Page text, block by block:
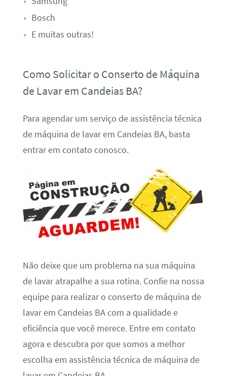
Bosch
E muitas outras!
Como Solicitar o Conserto de Máquina
de Lavar em Candeias BA?
Para agendar um serviço de assistência técnica
de máquina de lavar em Candeias BA, basta
entrar em contato conosco.
Não deixe que um problema na sua máquina
de lavar atrapalhe a sua rotina. Confie na nossa
equipe para realizar o conserto de máquina de
lavar em Candeias BA com a qualidade e
eficiência que você merece. Entre em contato
agora e descubra por que somos a melhor
escolha em assistência técnica de máquina de